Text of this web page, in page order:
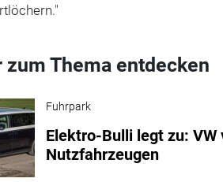
zum Thema entdecken
Fuhrpark
Elektro-Bulli legt zu: VW
Nutzfahrzeugen